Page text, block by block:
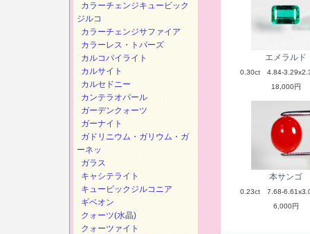
エメラルド
0.30ct 4.84-
18,000円
本サンゴ
0.23ct 7.68-
6,000円
カラーチェンジキュービック
ジルコ
カラーチェンジサファイア
カラーレス・トパーズ
カルコパイライト
カルサイト
カルセドニー
カンテラオパール
ガーデンクォーツ
ガーナイト
ガドリニウム・ガリウム・ガ
ーネッ
ガラス
キャシテライト
キュービックジルコニア
ギベオン
クォーツ(水晶)
クォーツァイト